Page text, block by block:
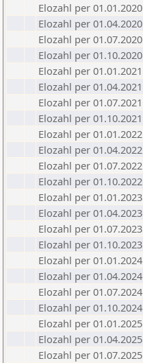
Elozahl per 01.01.2020
Elozahl per 01.04.2020
Elozahl per 01.07.2020
Elozahl per 01.10.2020
Elozahl per 01.01.2021
Elozahl per 01.04.2021
Elozahl per 01.07.2021
Elozahl per 01.10.2021
Elozahl per 01.01.2022
Elozahl per 01.04.2022
Elozahl per 01.07.2022
Elozahl per 01.10.2022
Elozahl per 01.01.2023
Elozahl per 01.04.2023
Elozahl per 01.07.2023
Elozahl per 01.10.2023
Elozahl per 01.01.2024
Elozahl per 01.04.2024
Elozahl per 01.07.2024
Elozahl per 01.10.2024
Elozahl per 01.01.2025
Elozahl per 01.04.2025
Elozahl per 01.07.2025